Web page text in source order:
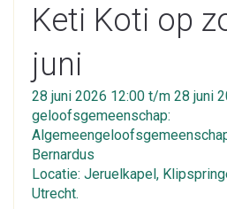
Keti Koti op
juni
28 juni 2026 12:00 t/m 28 juni
geloofsgemeenschap:
Bernardus
Locatie: Jeruelkapel,
Utrecht.